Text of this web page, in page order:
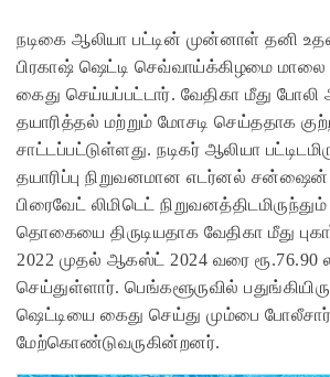
நடிகை ஆலியா பட்டின் முன்னாள் தனி
பிரகாஷ் ஷெட்டி செவ்வாய்க்கிழமை
கைது செய்யப்பட்டார். வேதிகா மீது
தயாரித்தல் மற்றும் மோசடி செய்ததாக
சாட்டப்பட்டுள்ளது. நடிகர் ஆலியா
தயாரிப்பு நிறுவனமான எடர்னல்
பிரைவேட் லிமிடெட்
தொகையை திருடியதாக வேதிகா மீது
2022 முதல் ஆகஸ்ட் 2024 வரை ரூ.76.90
செய்துள்ளார். பெங்களூருவில்
ஷெட்டியை கைது செய்து மும்பை
மேற்கொண்டுவருகின்றனர்.